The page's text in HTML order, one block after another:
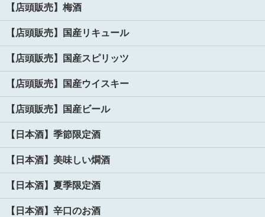
【店頭販売】梅酒
【店頭販売】国産リキュール
【店頭販売】国産スピリッツ
【店頭販売】国産ウイスキー
【店頭販売】国産ビール
【日本酒】季節限定酒
【日本酒】美味しい燗酒
【日本酒】夏季限定酒
【日本酒】辛口のお酒